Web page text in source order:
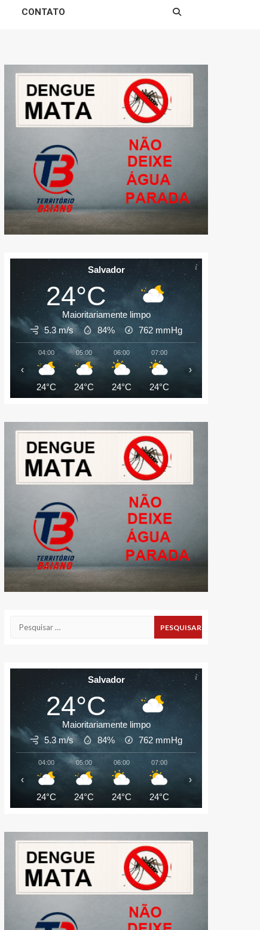
CONTATO
Salvador
24°C
Maioritariamente limpo
5.3 m/s
84% 762 mmHg
04:00
24°C
05:00
24°C
06:00
24°C
07:00
24°C
‹ ›
Pesquisar
Salvador
24°C
Maioritariamente limpo
5.3 m/s
84% 762 mmHg
04:00
24°C
05:00
24°C
06:00
24°C
07:00
24°C
‹ ›